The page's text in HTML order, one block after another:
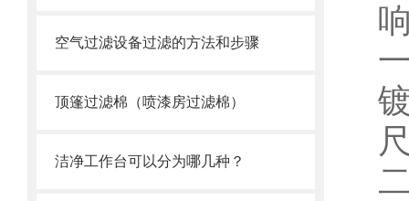
空气过滤设备过滤的方法和步骤
顶篷过滤棉（喷漆房过滤棉）
洁净工作台可以分为哪几种？